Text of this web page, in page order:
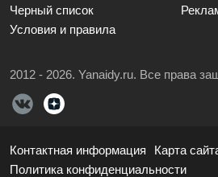
Черный список
Условия и правила
2012 - 2026. Yanaidy.ru. Все права
Контактная информация
Карта
Политика конфиденциальности